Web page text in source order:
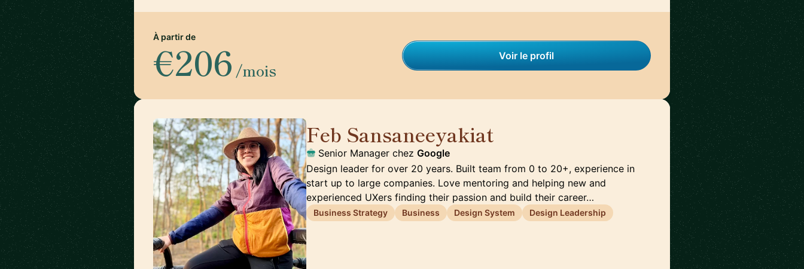
À partir de
€206 /mois
Voir le profil
Feb Sansaneeyakiat
Senior Manager chez Google
Design leader for over 20 years. Built team from 0 to 20+, experience in
start up to large companies. Love mentoring and helping new and
experienced UXers finding their passion and build their career…
Business Strategy Business Design System Design Leadership